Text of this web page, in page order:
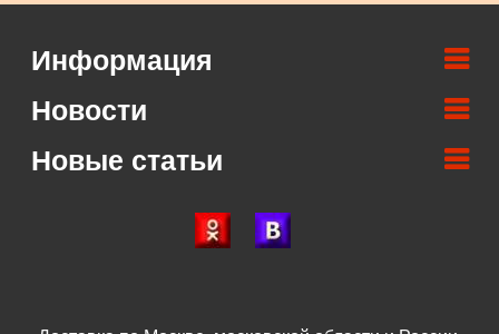
Информация
Новости
Новые статьи